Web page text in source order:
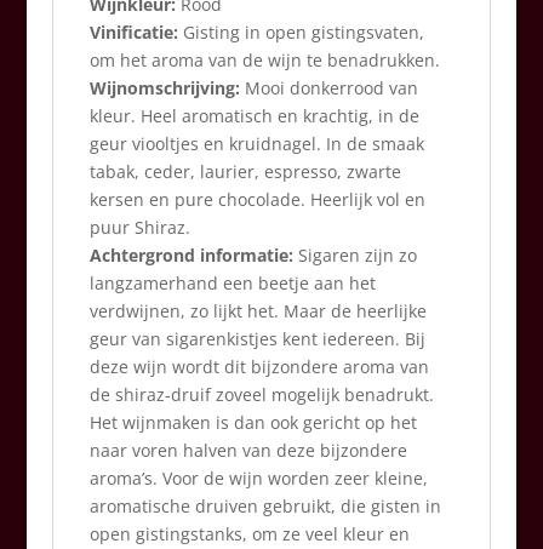
Vinificatie: Gisting in open gistingsvaten,
om het aroma van de wijn te benadrukken.
Wijnomschrijving: Mooi donkerrood van
kleur. Heel aromatisch en krachtig, in de
geur viooltjes en kruidnagel. In de smaak
tabak, ceder, laurier, espresso, zwarte
kersen en pure chocolade. Heerlijk vol en
puur Shiraz.
Achtergrond informatie: Sigaren zijn zo
langzamerhand een beetje aan het
verdwijnen, zo lijkt het. Maar de heerlijke
geur van sigarenkistjes kent iedereen. Bij
deze wijn wordt dit bijzondere aroma van
de shiraz-druif zoveel mogelijk benadrukt.
Het wijnmaken is dan ook gericht op het
naar voren halven van deze bijzondere
aroma’s. Voor de wijn worden zeer kleine,
aromatische druiven gebruikt, die gisten in
open gistingstanks, om ze veel kleur en